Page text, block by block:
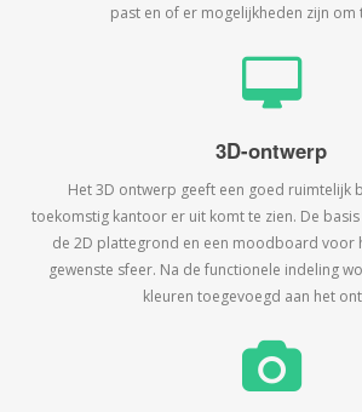
past en of er mogelijkheden zijn om
3D-ontwerp
Het 3D ontwerp geeft een goed ruimtelijk
toekomstig kantoor er uit komt te zien. De
de 2D plattegrond en een moodboard voor
gewenste sfeer. Na de functionele indeling
kleuren toegevoegd aan het